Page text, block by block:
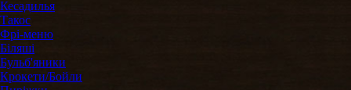
Кесадилья
Такос
Фрі-меню
Біляші
Бульб'яники
Крокети/Бойли